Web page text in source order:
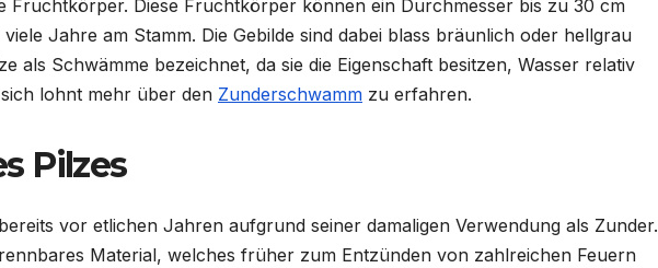
Fruchtkörper. Diese Fruchtkörper können ein Durchmesser bis zu 30 cm
Jahre am Stamm. Die Gebilde sind dabei blass bräunlich oder hellgrau
als Schwämme bezeichnet, da sie die Eigenschaft besitzen, Wasser relativ
lohnt mehr über den Zunderschwamm zu erfahren.
Pilzes
vor etlichen Jahren aufgrund seiner damaligen Verwendung als Zunder.
Material, welches früher zum Entzünden von zahlreichen Feuern